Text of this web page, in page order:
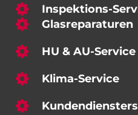
Inspektions-
Glasreparaturen
HU & AU-
Klima-Service